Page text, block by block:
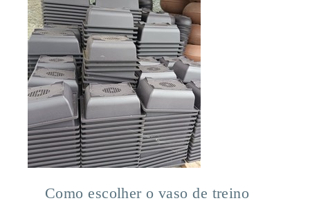
Como escolher o vaso de treino